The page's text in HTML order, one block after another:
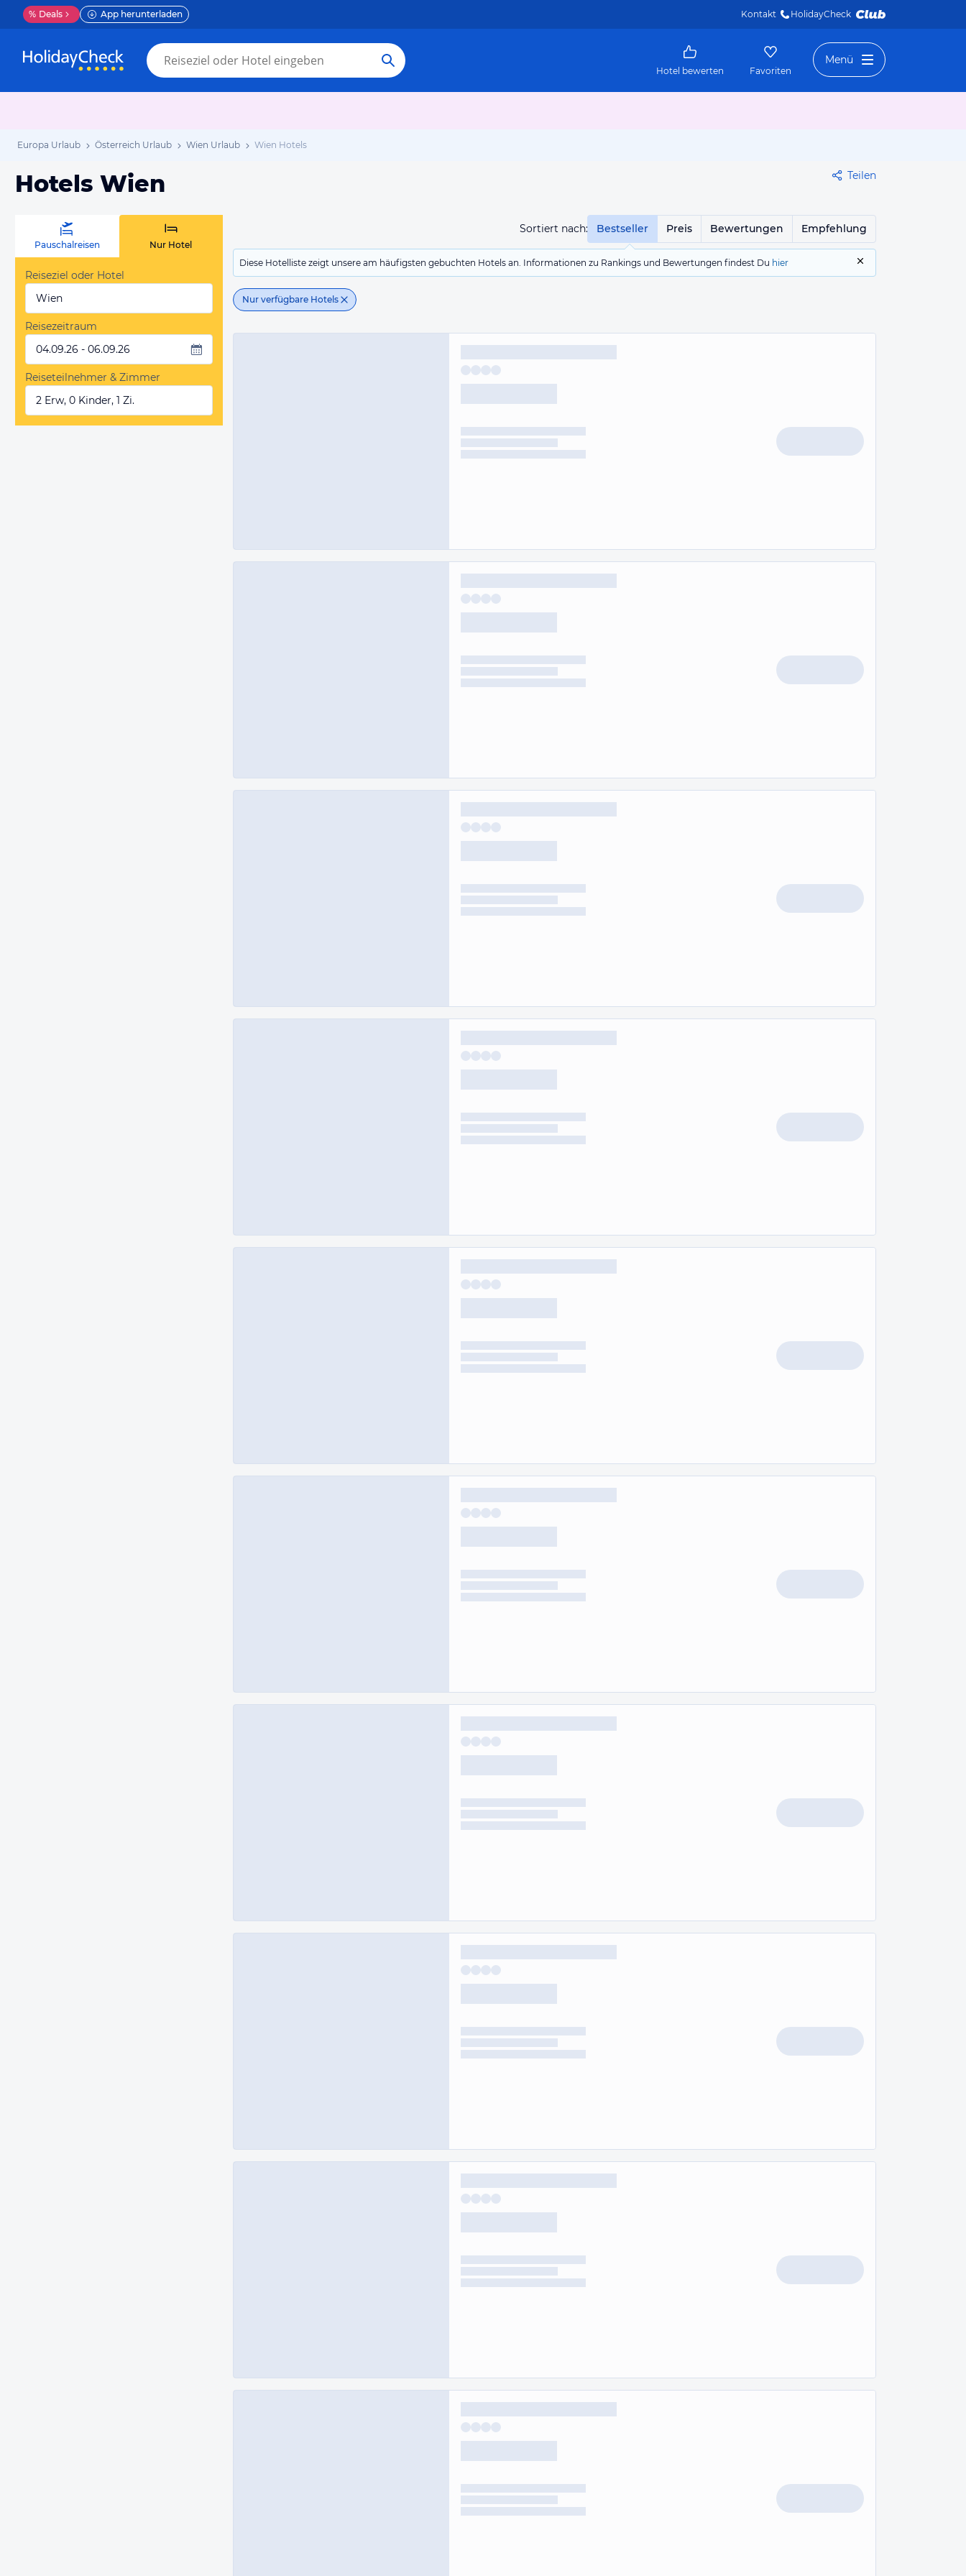
% Deals App herunterladen Kontakt HolidayCheck
Hotel bewerten Favoriten
Menü
Europa Urlaub Österreich Urlaub Wien Urlaub Wien Hotels
Hotels Wien Teilen
Sortiert nach: Bestseller Preis Bewertungen Empfehlung
Diese Hotelliste zeigt unsere am häufigsten gebuchten Hotels an. Informationen zu Rankings und Bewertungen findest Du hier
Nur verfügbare Hotels
Pauschalreisen Nur Hotel
Reiseziel oder Hotel
Wien
Reisezeitraum
04.09.26 - 06.09.26
Reiseteilnehmer & Zimmer
2 Erw, 0 Kinder, 1 Zi.